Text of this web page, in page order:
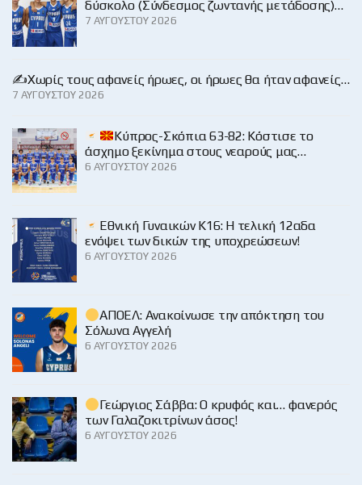
δύσκολο (Σύνδεσμος ζωντανής μετάδοσης)…
7 ΑΥΓΟΎΣΤΟΥ 2026
✍️Χωρίς τους αφανείς ήρωες, οι ήρωες θα ήταν αφανείς…
7 ΑΥΓΟΎΣΤΟΥ 2026
Κύπρος-Σκόπια 63-82: Κόστισε το
άσχημο ξεκίνημα στους νεαρούς μας…
6 ΑΥΓΟΎΣΤΟΥ 2026
Εθνική Γυναικών Κ16: Η τελική 12αδα
ενόψει των δικών της υποχρεώσεων!
6 ΑΥΓΟΎΣΤΟΥ 2026
ΑΠΟΕΛ: Ανακοίνωσε την απόκτηση του
Σόλωνα Αγγελή
6 ΑΥΓΟΎΣΤΟΥ 2026
Γεώργιος Σάββα: Ο κρυφός και… φανερός
των Γαλαζοκιτρίνων άσος!
6 ΑΥΓΟΎΣΤΟΥ 2026